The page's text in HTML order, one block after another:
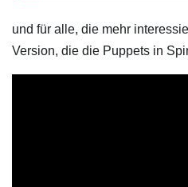
und für alle, die mehr
Version, die die Puppets in